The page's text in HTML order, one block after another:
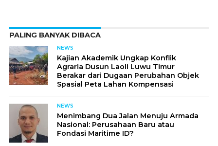
PALING BANYAK DIBACA
NEWS
Kajian Akademik Ungkap Konflik
Agraria Dusun Laoli Luwu Timur
Berakar dari Dugaan Perubahan Objek
Spasial Peta Lahan Kompensasi
NEWS
Menimbang Dua Jalan Menuju Armada
Nasional: Perusahaan Baru atau
Fondasi Maritime ID?